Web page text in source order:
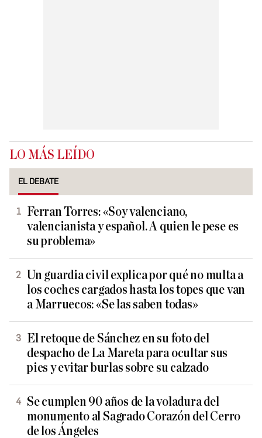
LO MÁS LEÍDO
EL DEBATE
Ferran Torres: «Soy valenciano,
valencianista y español. A quien le pese es
su problema»
Un guardia civil explica por qué no multa a
los coches cargados hasta los topes que van
a Marruecos: «Se las saben todas»
El retoque de Sánchez en su foto del
despacho de La Mareta para ocultar sus
pies y evitar burlas sobre su calzado
Se cumplen 90 años de la voladura del
monumento al Sagrado Corazón del Cerro
de los Ángeles